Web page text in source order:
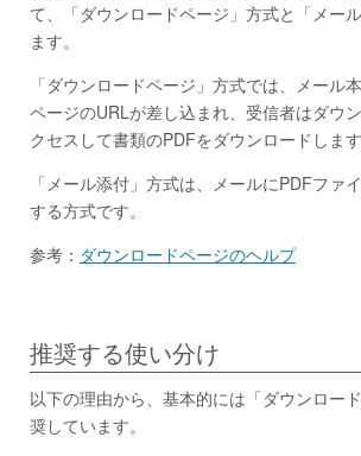
て、「ダウンロードページ」方式と「メー
ます。
「ダウンロードページ」方式では、メール
ページのURLが差し込まれ、受信者はダウ
クセスして書類のPDFをダウンロードします
「メール添付」方式は、メールにPDFファ
する方式です。
参考： ダウンロードページのヘルプ
推奨する使い分け
以下の理由から、基本的には「ダウンロー
奨しています。